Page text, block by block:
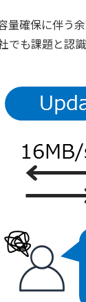
量確保に伴う
も課題と認識